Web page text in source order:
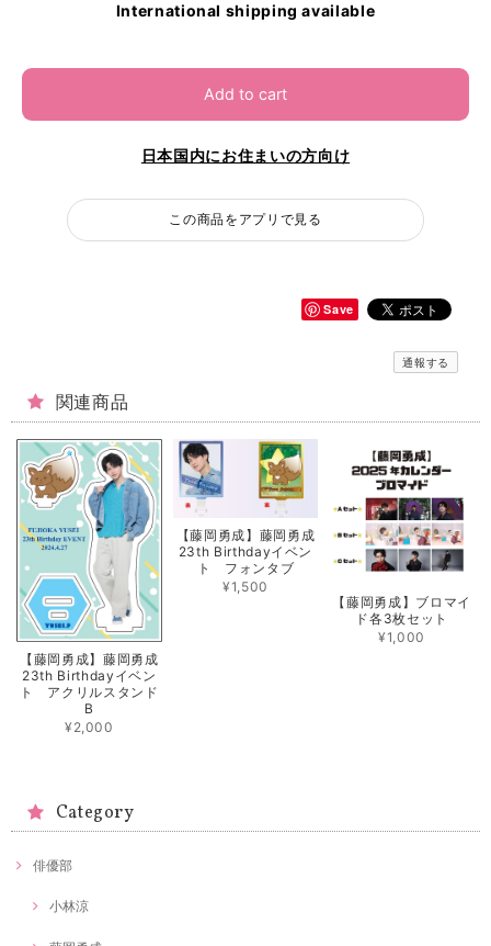
International shipping available
Add to cart
日本国内にお住まいの方向け
この商品をアプリで見る
Save
通報する
関連商品
【藤岡勇成】藤岡勇成
23th Birthdayイベン
ト アクリルスタンド
B
¥2,000
【藤岡勇成】藤岡勇成
23th Birthdayイベン
ト フォンタブ
¥1,500
【藤岡勇成】ブロマイ
ド各3枚セット
¥1,000
Category
俳優部
小林涼